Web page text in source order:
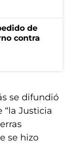
de
contra
se difundió
Justicia
se hizo